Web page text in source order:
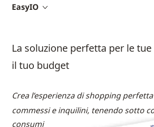
EasyIO
La soluzione perfetta per le tue
il tuo budget
Crea l’esperienza di shopping
commessi e inquilini, tenendo sotto
consumi